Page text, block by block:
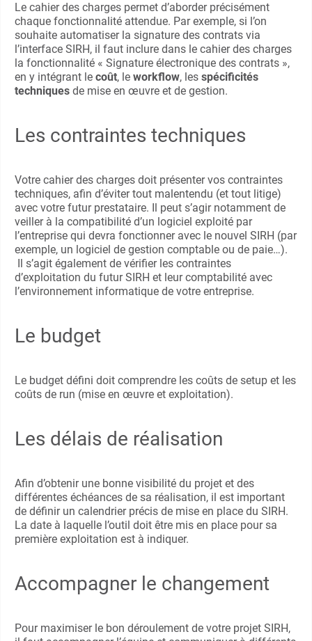
Le cahier des charges permet d’aborder précisément
chaque fonctionnalité attendue. Par exemple, si l’on
souhaite automatiser la signature des contrats via
l’interface SIRH, il faut inclure dans le cahier des charges
la fonctionnalité « Signature électronique des contrats »,
en y intégrant le coût, le workflow, les spécificités
techniques de mise en œuvre et de gestion.
Les contraintes techniques
Votre cahier des charges doit présenter vos contraintes
techniques, afin d’éviter tout malentendu (et tout litige)
avec votre futur prestataire. Il peut s’agir notamment de
veiller à la compatibilité d’un logiciel exploité par
l’entreprise qui devra fonctionner avec le nouvel SIRH (par
exemple, un logiciel de gestion comptable ou de paie…).
Il s’agit également de vérifier les contraintes
d’exploitation du futur SIRH et leur comptabilité avec
l’environnement informatique de votre entreprise.
Le budget
Le budget défini doit comprendre les coûts de setup et les
coûts de run (mise en œuvre et exploitation).
Les délais de réalisation
Afin d’obtenir une bonne visibilité du projet et des
différentes échéances de sa réalisation, il est important
de définir un calendrier précis de mise en place du SIRH.
La date à laquelle l’outil doit être mis en place pour sa
première exploitation est à indiquer.
Accompagner le changement
Pour maximiser le bon déroulement de votre projet SIRH,